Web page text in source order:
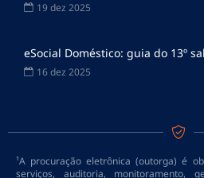
19 dez 2025
eSocial Doméstico: guia do 13º
16 dez 2025
¹A procuração eletrônica (outorga) é
serviços, auditoria, monitoramento,